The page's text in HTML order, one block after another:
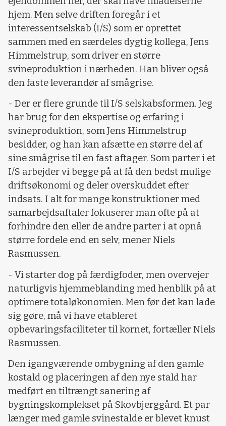
hjem. Men selve driften foregår i et
interessentselskab (I/S) som er oprettet
sammen med en særdeles dygtig kollega, Jens
Himmelstrup, som driver en større
svineproduktion i nærheden. Han bliver også
den faste leverandør af smågrise.
- Der er flere grunde til I/S selskabsformen. Jeg
har brug for den ekspertise og erfaring i
svineproduktion, som Jens Himmelstrup
besidder, og han kan afsætte en større del af
sine smågrise til en fast aftager. Som parter i et
I/S arbejder vi begge på at få den bedst mulige
driftsøkonomi og deler overskuddet efter
indsats. I alt for mange konstruktioner med
samarbejdsaftaler fokuserer man ofte på at
forhindre den eller de andre parter i at opnå
større fordele end en selv, mener Niels
Rasmussen.
- Vi starter dog på færdigfoder, men overvejer
naturligvis hjemmeblanding med henblik på at
optimere totaløkonomien. Men før det kan lade
sig gøre, må vi have etableret
opbevaringsfaciliteter til kornet, fortæller Niels
Rasmussen.
Den igangværende ombygning af den gamle
kostald og placeringen af den nye stald har
medført en tiltrængt sanering af
bygningskomplekset på Skovbjerggård. Et par
længer med gamle svinestalde er blevet knust